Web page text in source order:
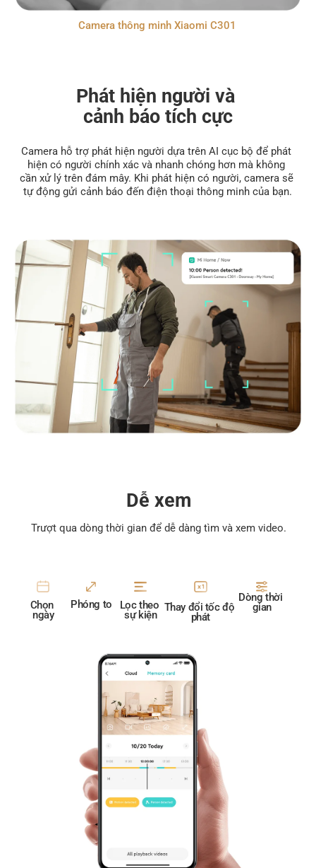
Camera thông minh Xiaomi C301
Phát hiện người và
cảnh báo tích cực
Camera hỗ trợ phát hiện người dựa trên AI cục bộ để phát
hiện có người chính xác và nhanh chóng hơn mà không
cần xử lý trên đám mây. Khi phát hiện có người, camera sẽ
tự động gửi cảnh báo đến điện thoại thông minh của bạn.
Dễ xem
Trượt qua dòng thời gian để dễ dàng tìm và xem video.
Chọn
ngày
Phóng to Lọc theo
sự kiện
Thay đổi tốc độ
phát
Dòng thời
gian